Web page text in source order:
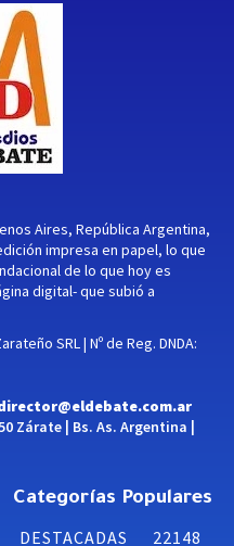
Aires, República Argentina,
impresa en papel, lo que
de lo que hoy es
digital- que subió a
SRL | Nº de Reg. DNDA:
Zárate | Bs. As. Argentina |
Categorías Populares
DESTACADAS
22148